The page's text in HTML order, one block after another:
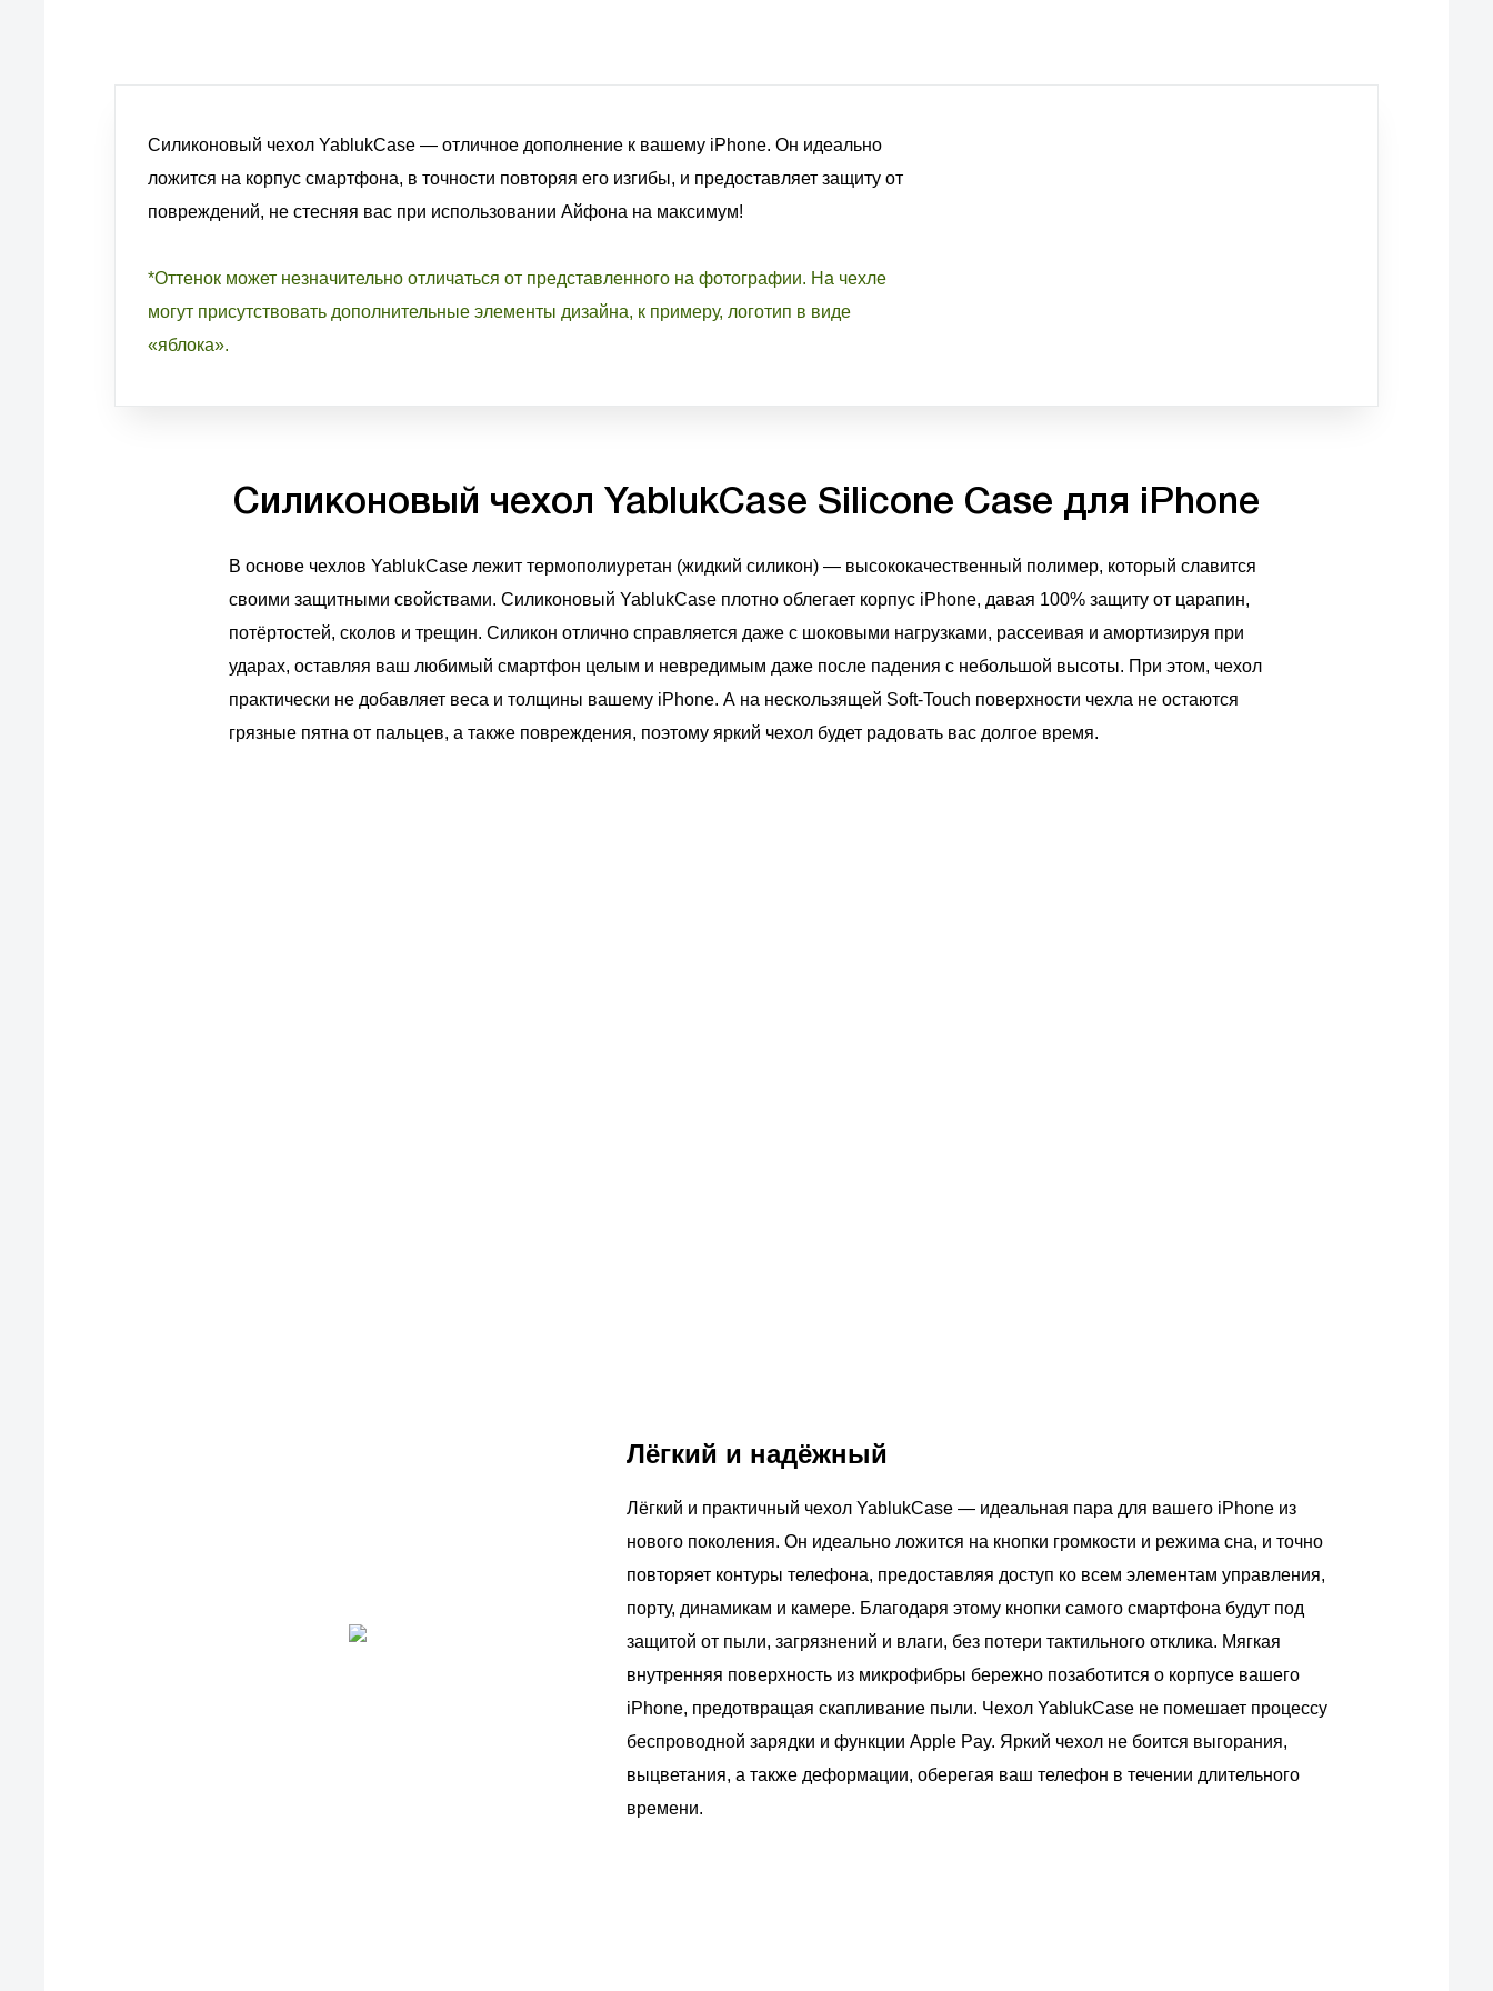
Силиконовый чехол YablukCase — отличное дополнение к вашему iPhone. Он идеально
ложится на корпус смартфона, в точности повторяя его изгибы, и предоставляет защиту от
повреждений, не стесняя вас при использовании Айфона на максимум!
*Оттенок может незначительно отличаться от представленного на фотографии. На чехле
могут присутствовать дополнительные элементы дизайна, к примеру, логотип в виде
«яблока».
Силиконовый чехол YablukCase Silicone Case для iPhone
В основе чехлов YablukCase лежит термополиуретан (жидкий силикон) — высококачественный полимер, который славится
своими защитными свойствами. Силиконовый YablukCase плотно облегает корпус iPhone, давая 100% защиту от царапин,
потёртостей, сколов и трещин. Силикон отлично справляется даже с шоковыми нагрузками, рассеивая и амортизируя при
ударах, оставляя ваш любимый смартфон целым и невредимым даже после падения с небольшой высоты. При этом, чехол
практически не добавляет веса и толщины вашему iPhone. А на нескользящей Soft-Touch поверхности чехла не остаются
грязные пятна от пальцев, а также повреждения, поэтому яркий чехол будет радовать вас долгое время.
Лёгкий и надёжный
Лёгкий и практичный чехол YablukCase — идеальная пара для вашего iPhone из
нового поколения. Он идеально ложится на кнопки громкости и режима сна, и точно
повторяет контуры телефона, предоставляя доступ ко всем элементам управления,
порту, динамикам и камере. Благодаря этому кнопки самого смартфона будут под
защитой от пыли, загрязнений и влаги, без потери тактильного отклика. Мягкая
внутренняя поверхность из микрофибры бережно позаботится о корпусе вашего
iPhone, предотвращая скапливание пыли. Чехол YablukCase не помешает процессу
беспроводной зарядки и функции Apple Pay. Яркий чехол не боится выгорания,
выцветания, а также деформации, оберегая ваш телефон в течении длительного
времени.